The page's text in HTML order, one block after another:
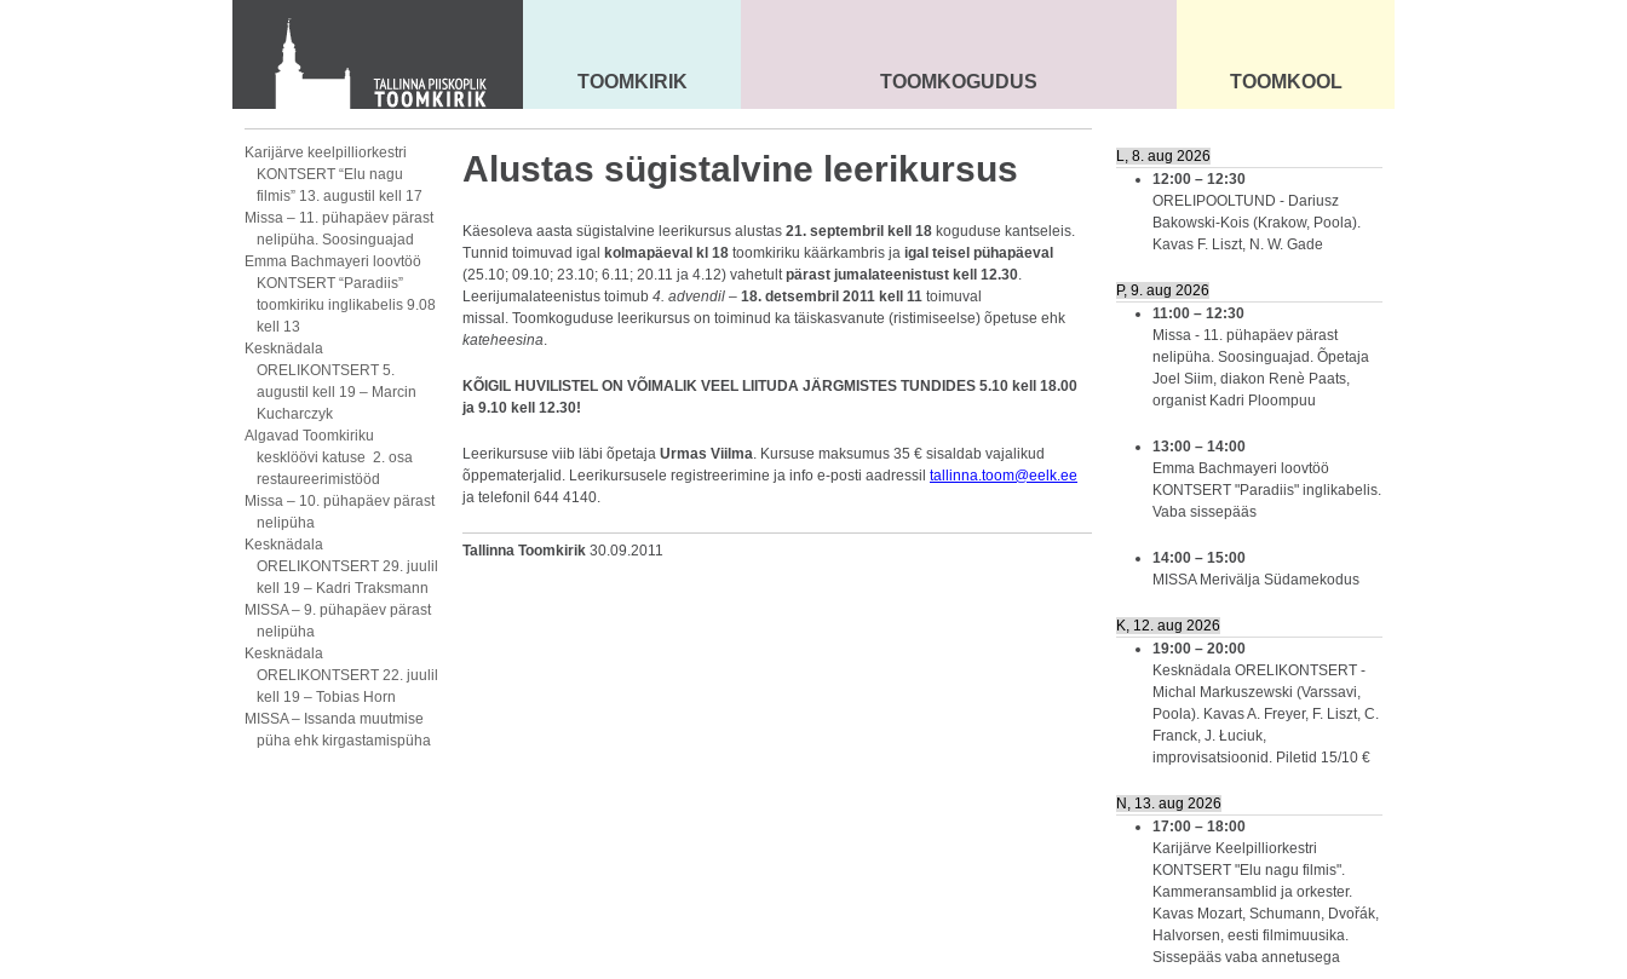
KONTAKT
Toom-Kooli 6, 10130 TALLINN
tallinna.toom@eelk.ee
MAARJA KIRIK
TOOMKIRIK SEENIORID KOGUDUS
TOOMKOGUDUS ÜLDINFO
TOOMKOOL
Karijärve keelpilliorkestri
KONTSERT “Elu nagu
filmis” 13. augustil kell 17
Missa – 11. pühapäev pärast
nelipüha. Soosinguajad
Emma Bachmayeri loovtöö
KONTSERT “Paradiis”
toomkiriku inglikabelis 9.08
kell 13
Kesknädala
ORELIKONTSERT 5.
augustil kell 19 – Marcin
Kucharczyk
Algavad Toomkiriku
kesklöövi katuse 2. osa
restaureerimistööd
Missa – 10. pühapäev pärast
nelipüha
Kesknädala
ORELIKONTSERT 29. juulil
kell 19 – Kadri Traksmann
MISSA – 9. pühapäev pärast
nelipüha
Kesknädala
ORELIKONTSERT 22. juulil
kell 19 – Tobias Horn
MISSA – Issanda muutmise
püha ehk kirgastamispüha
Alustas sügistalvine leerikursus
Käesoleva aasta sügistalvine leerikursus alustas 21. septembril kell 18 koguduse kantseleis.
Tunnid toimuvad igal kolmapäeval kl 18 toomkiriku käärkambris ja igal teisel pühapäeval
(25.10; 09.10; 23.10; 6.11; 20.11 ja 4.12) vahetultpärast jumalateenistust kell 12.30.
Leerijumalateenistus toimub 4. advendil – 18. detsembril 2011 kell 11 toimuval
missal. Toomkoguduse leerikursus on toiminud ka täiskasvanute (ristimiseelse) õpetuse ehk
kateheesina.
KÕIGIL HUVILISTEL ON VÕIMALIK VEEL LIITUDA JÄRGMISTES TUNDIDES 5.10 kell 18.00
ja 9.10 kell 12.30!
Leerikursuse viib läbi õpetaja Urmas Viilma. Kursuse maksumus 35 € sisaldab vajalikud
õppematerjalid. Leerikursusele registreerimine ja info e-posti aadressil tallinna.toom@eelk.ee
ja telefonil 644 4140.
Tallinna Toomkirik 30.09.2011
L, 8. aug 2026
12:00 – 12:30
ORELIPOOLTUND - Dariusz
Bakowski-Kois (Krakow, Poola).
Kavas F. Liszt, N. W. Gade
P, 9. aug 2026
11:00 – 12:30
Missa - 11. pühapäev pärast
nelipüha. Soosinguajad. Õpetaja
Joel Siim, diakon Renè Paats,
organist Kadri Ploompuu
13:00 – 14:00
Emma Bachmayeri loovtöö
KONTSERT "Paradiis" inglikabelis.
Vaba sissepääs
14:00 – 15:00
MISSA Merivälja Südamekodus
K, 12. aug 2026
19:00 – 20:00
Kesknädala ORELIKONTSERT -
Michal Markuszewski (Varssavi,
Poola). Kavas A. Freyer, F. Liszt, C.
Franck, J. Łuciuk,
improvisatsioonid. Piletid 15/10 €
N, 13. aug 2026
17:00 – 18:00
Karijärve Keelpilliorkestri
KONTSERT "Elu nagu filmis".
Kammeransamblid ja orkester.
Kavas Mozart, Schumann, Dvořák,
Halvorsen, eesti filmimuusika.
Sissepääs vaba annetusega